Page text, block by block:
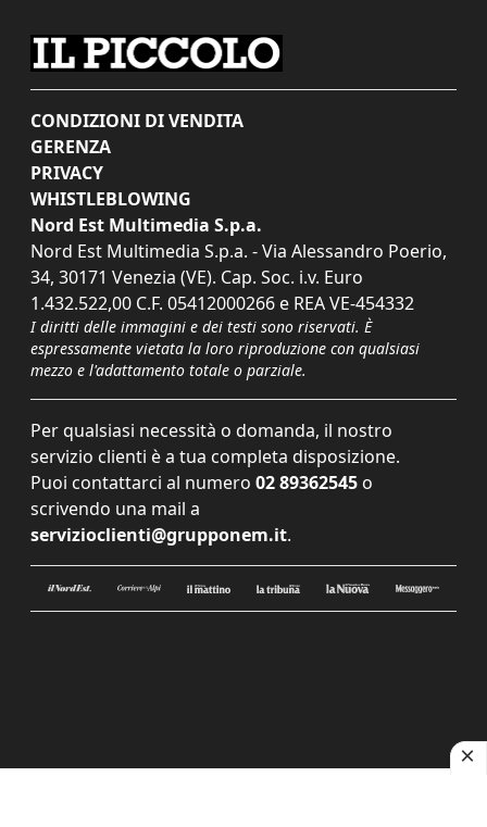
CONDIZIONI DI VENDITA
GERENZA
PRIVACY
WHISTLEBLOWING
Nord Est Multimedia S.p.a.
Nord Est Multimedia S.p.a. - Via Alessandro Poerio,
34, 30171 Venezia (VE). Cap. Soc. i.v. Euro
1.432.522,00 C.F. 05412000266 e REA VE-454332
I diritti delle immagini e dei testi sono riservati. È
espressamente vietata la loro riproduzione con qualsiasi
mezzo e l'adattamento totale o parziale.
Per qualsiasi necessità o domanda, il nostro
servizio clienti è a tua completa disposizione.
Puoi contattarci al numero 02 89362545 o
scrivendo una mail a
servizioclienti@grupponem.it.